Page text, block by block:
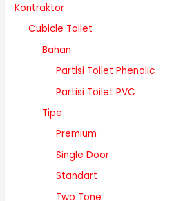
Kontraktor
Cubicle Toilet
Bahan
Partisi Toilet Phenolic
Partisi Toilet PVC
Tipe
Premium
Single Door
Standart
Two Tone